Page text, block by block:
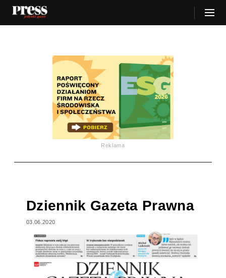
Reklama
Dziennik Gazeta Prawna
03.06.2020